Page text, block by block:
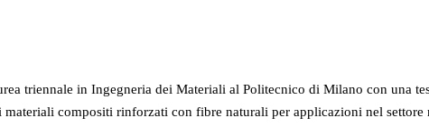
triennale in Ingegneria dei Materiali al Politecnico di Milano con una
materiali compositi rinforzati con fibre naturali per applicazioni nel settore